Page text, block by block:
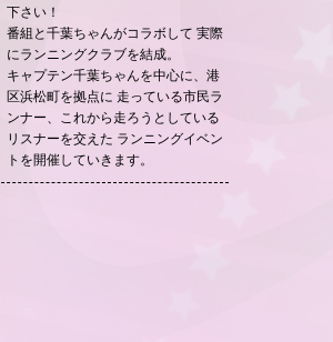
下さい！
番組と千葉ちゃんがコラボして 実際
にランニングクラブを結成。
キャプテン千葉ちゃんを中心に、港
区浜松町を拠点に 走っている市民ラ
ンナー、これから走ろうとしている
リスナーを交えた ランニングイベン
トを開催していきます。